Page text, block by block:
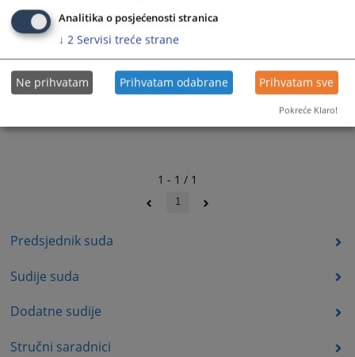
Predsjednik suda
Sudije suda
Dodatne sudije
Stručni saradnici
1 - 1 / 1
1
Analitika o posjećenosti stranica
↓ 2 Servisi treće strane
Ne prihvatam Prihvatam odabrane Prihvatam sve
Pokreće Klaro!